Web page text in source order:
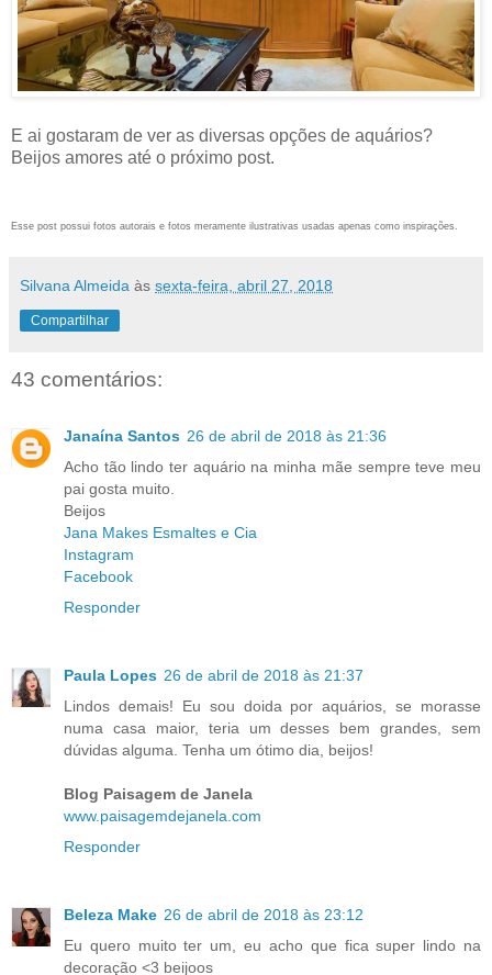
E ai gostaram de ver as diversas opções de aquários?
Beijos amores até o próximo post.
Esse post possui fotos autorais e fotos meramente ilustrativas usadas apenas como inspirações.
Silvana Almeida às sexta-feira, abril 27, 2018
Compartilhar
43 comentários:
Janaína Santos 26 de abril de 2018 às 21:36
Acho tão lindo ter aquário na minha mãe sempre teve meu
pai gosta muito.
Beijos
Jana Makes Esmaltes e Cia
Instagram
Facebook
Responder
Paula Lopes 26 de abril de 2018 às 21:37
Lindos demais! Eu sou doida por aquários, se morasse
numa casa maior, teria um desses bem grandes, sem
dúvidas alguma. Tenha um ótimo dia, beijos!
Blog Paisagem de Janela
www.paisagemdejanela.com
Responder
Beleza Make 26 de abril de 2018 às 23:12
Eu quero muito ter um, eu acho que fica super lindo na
decoração <3 beijoos